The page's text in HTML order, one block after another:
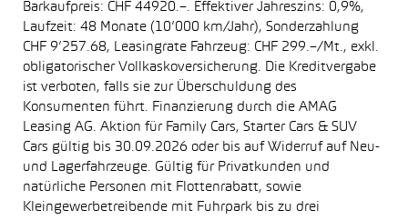
Barkaufpreis: CHF 44920.–. Effektiver Jahreszins: 0,9%,
Laufzeit: 48 Monate (10’000 km/Jahr), Sonderzahlung
CHF 9’257.68, Leasingrate Fahrzeug: CHF 299.–/Mt., exkl.
obligatorischer Vollkaskoversicherung. Die Kreditvergabe
ist verboten, falls sie zur Überschuldung des
Konsumenten führt. Finanzierung durch die AMAG
Leasing AG. Aktion für Family Cars, Starter Cars & SUV
Cars gültig bis 30.09.2026 oder bis auf Widerruf auf Neu-
und Lagerfahrzeuge. Gültig für Privatkunden und
natürliche Personen mit Flottenrabatt, sowie
Kleingewerbetreibende mit Fuhrpark bis zu drei